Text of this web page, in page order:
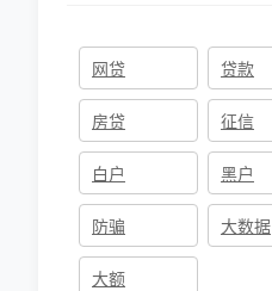
网贷 贷款
房贷 征信
白户 黑户
防骗 大数据
大额